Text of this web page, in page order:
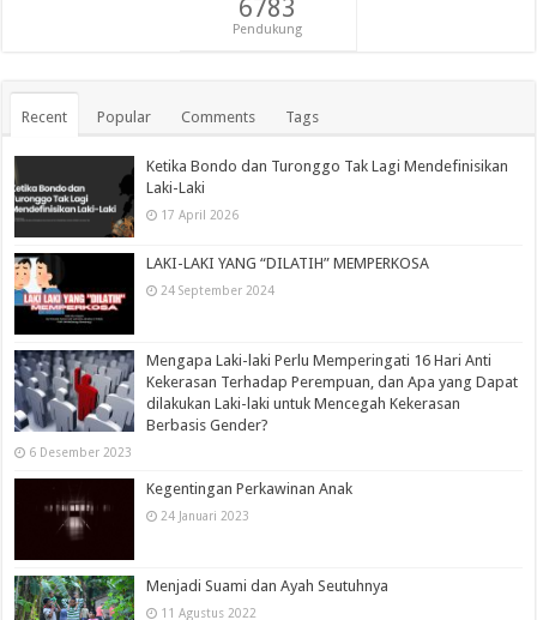
6783
Pendukung
Recent Popular Comments Tags
Ketika Bondo dan Turonggo Tak Lagi Mendefinisikan
Laki-Laki
17 April 2026
LAKI-LAKI YANG “DILATIH” MEMPERKOSA
24 September 2024
Mengapa Laki-laki Perlu Memperingati 16 Hari Anti
Kekerasan Terhadap Perempuan, dan Apa yang Dapat
dilakukan Laki-laki untuk Mencegah Kekerasan
Berbasis Gender?
6 Desember 2023
Kegentingan Perkawinan Anak
24 Januari 2023
Menjadi Suami dan Ayah Seutuhnya
11 Agustus 2022